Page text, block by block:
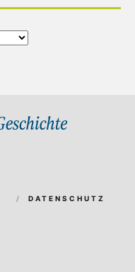
DATENSCHUTZ